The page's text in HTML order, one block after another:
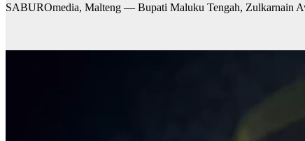
SABUROmedia, Malteng — Bupati Maluku Tengah, Zulkarnain